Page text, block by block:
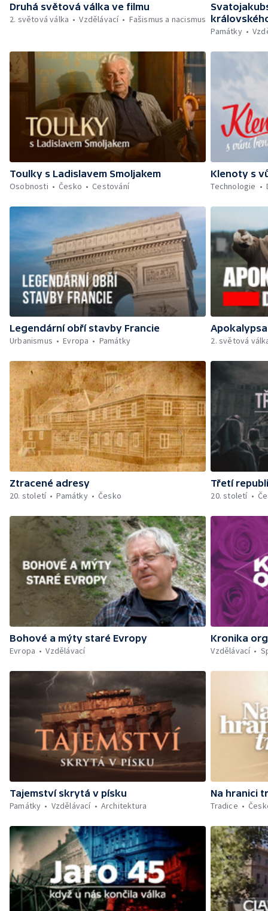
Druhá světová válka ve filmu
2. světová válka
Vzdělávací Fašismus a nacismus
Památky
Toulky s Ladislavem Smoljakem
Osobnosti
Česko Cestování
Klenoty s
Technologie
Legendární obří stavby Francie
Urbanismus
Evropa Památky
Apokalypsa
2. světová
Ztracené adresy
20. století
Památky Česko
Třetí
20. století
Bohové a mýty staré Evropy
Evropa
Vzdělávací
Kronika
Vzdělávací
Tajemství skrytá v písku
Památky
Vzdělávací Architektura
Na hranici
Tradice